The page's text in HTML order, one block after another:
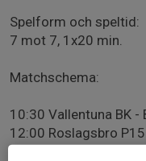
Spelform och speltid:
7 mot 7, 1x20 min.
Matchschema:
10:30 Vallentuna BK -
12:00 Roslagsbro